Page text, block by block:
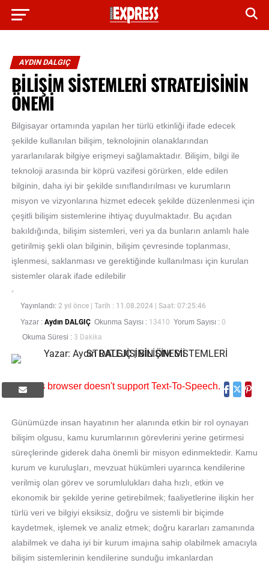
AYDIN DALGIÇ
BİLİŞİM SİSTEMLERİ STRATEJİSİNİN
ÖNEMİ
Bilgisayar ortamında yapılan her türlü etkinliği ifade edecek
şekilde kullanılan bilişim, teknolojinin olanaklarından
yararlanılarak bilgiye erişmeyi sağlamaktadır. Bilişim, bilgi ile
teknoloji arasında bir köprü vazifesi görürken, elde edilen
bilginin, daha iyi bir şekilde sınıflandırılması ve kurumların
misyon ve vizyonlarına hizmet edecek şekilde düzenlenmesi için
çeşitli bilişim sistemlerine ihtiyaç duyulmaktadır. Bu açıdan
bakıldığında, bilişim sistemleri, veri ya da bunların anlamlı hale
getirilmiş şekli olan bilginin, bilişim çevresinde toplanması,
işlenmesi, saklanması ve gerektiğinde kullanılması için kurulan
sistemler olarak ifade edilebilir
Yayınlandı: 2 yıl önce
| Tarih : 11.08.2024 | Saat: 07:25:46
Yazar : Aydın DALGIÇ Okunma Sayısı : 13410 Yorum Sayısı : 0
Okuma Süresi : 3 Dakika
This browser doesn't support Text-To-Speech.
Günümüzde insan hayatının her alanında etkin bir rol oynayan
bilişim olgusu, kamu kurumlarının görevlerini yerine getirmesi
süreçlerinde giderek daha önemli bir misyon edinmektedir. Kamu
kurum ve kuruluşları, mevzuat hükümleri uyarınca kendilerine
verilmiş olan görev ve sorumlulukları daha hızlı, etkin ve
ekonomik bir şekilde yerine getirebilmek; faaliyetlerine ilişkin her
türlü veri ve bilgiyi eksiksiz, doğru ve sistemli bir biçimde
kaydetmek, işlemek ve analiz etmek; doğru kararları zamanında
alabilmek ve daha iyi bir kurum imajına sahip olabilmek amacıyla
bilişim sistemlerinin kendilerine sunduğu imkanlardan